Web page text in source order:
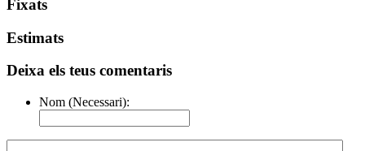
Fixats
Estimats
Deixa els teus comentaris
Nom (Necessari):